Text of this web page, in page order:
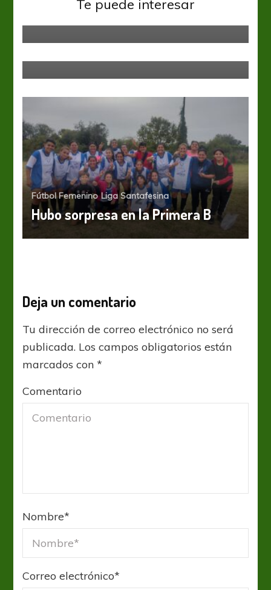
Te puede interesar
Fútbol Femenino Liga Santafesina
Hubo sorpresa en la Primera B
Deja un comentario
Tu dirección de correo electrónico no será
publicada. Los campos obligatorios están
marcados con*
Comentario
Nombre*
Correo electrónico*